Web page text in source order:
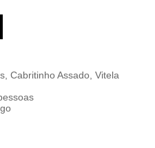
Cabritinho Assado, Vitela